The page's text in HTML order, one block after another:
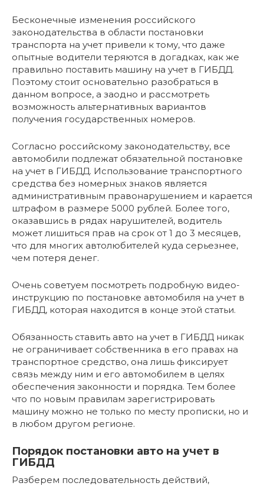
Бесконечные изменения российского
законодательства в области постановки
транспорта на учет привели к тому, что даже
опытные водители теряются в догадках, как же
правильно поставить машину на учет в ГИБДД.
Поэтому стоит основательно разобраться в
данном вопросе, а заодно и рассмотреть
возможность альтернативных вариантов
получения государственных номеров.
Согласно российскому законодательству, все
автомобили подлежат обязательной постановке
на учет в ГИБДД. Использование транспортного
средства без номерных знаков является
административным правонарушением и карается
штрафом в размере 5000 рублей. Более того,
оказавшись в рядах нарушителей, водитель
может лишиться прав на срок от 1 до 3 месяцев,
что для многих автолюбителей куда серьезнее,
чем потеря денег.
Очень советуем посмотреть подробную видео-
инструкцию по постановке автомобиля на учет в
ГИБДД, которая находится в конце этой статьи.
Обязанность ставить авто на учет в ГИБДД никак
не ограничивает собственника в его правах на
транспортное средство, она лишь фиксирует
связь между ним и его автомобилем в целях
обеспечения законности и порядка. Тем более
что по новым правилам зарегистрировать
машину можно не только по месту прописки, но и
в любом другом регионе.
Порядок постановки авто на учет в
ГИБДД
Разберем последовательность действий,